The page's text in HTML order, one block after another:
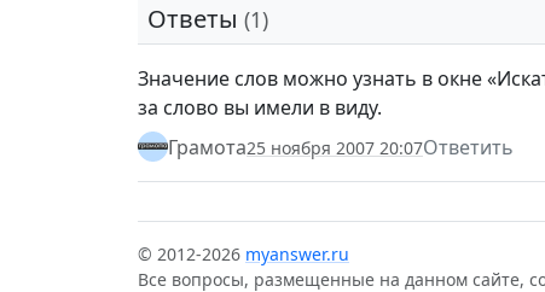
Ответы (1)
Значение слов можно узнать в окне
за слово вы имели в виду.
Грамота25 ноября 2007 20:07Ответить
© 2012-2026 myanswer.ru
Все вопросы, размещенные на данном сайте,